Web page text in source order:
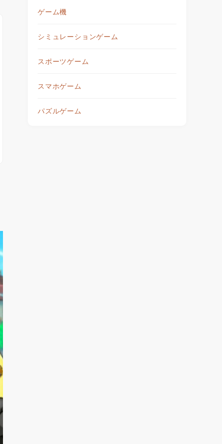
ゲーム機
シミュレーションゲーム
スポーツゲーム
スマホゲーム
パズルゲーム